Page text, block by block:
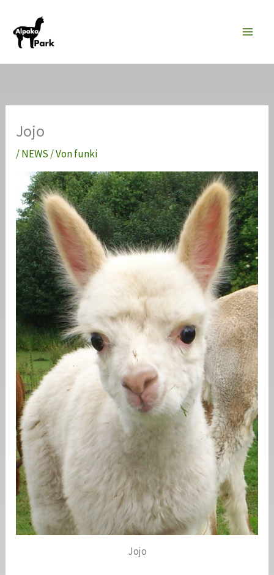
springen
Jojo
/NEWS / Vonfunki
Jojo